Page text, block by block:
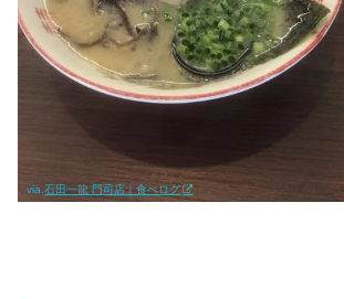
via.石田一龍 門司店｜食べログ